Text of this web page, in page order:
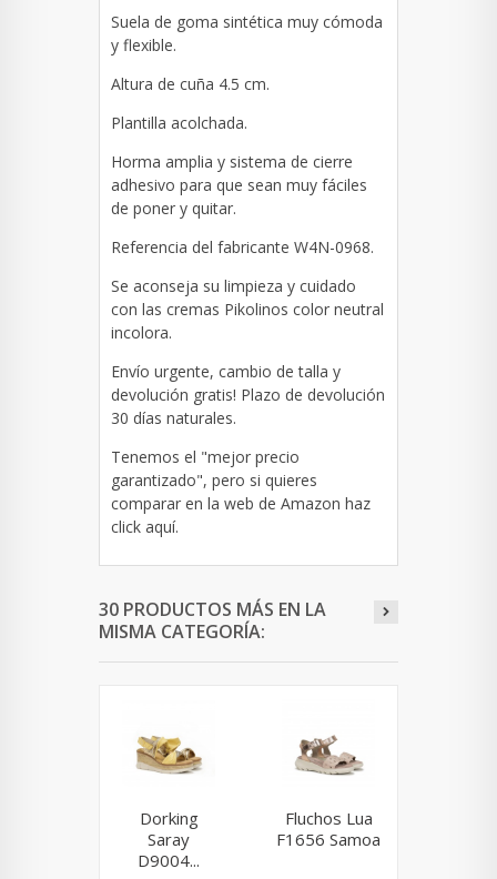
Suela de goma sintética muy cómoda
y flexible.
Altura de cuña 4.5 cm.
Plantilla acolchada.
Horma amplia y sistema de cierre
adhesivo para que sean muy fáciles
de poner y quitar.
Referencia del fabricante W4N-0968.
Se aconseja su limpieza y cuidado
con las cremas Pikolinos color neutral
incolora.
Envío urgente, cambio de talla y
devolución gratis! Plazo de devolución
30 días naturales.
Tenemos el "mejor precio
garantizado", pero si quieres
comparar en la web de Amazon haz
click aquí.
30 PRODUCTOS MÁS EN LA
MISMA CATEGORÍA:
Dorking
Saray
D9004...
Fluchos Lua
F1656 Samoa